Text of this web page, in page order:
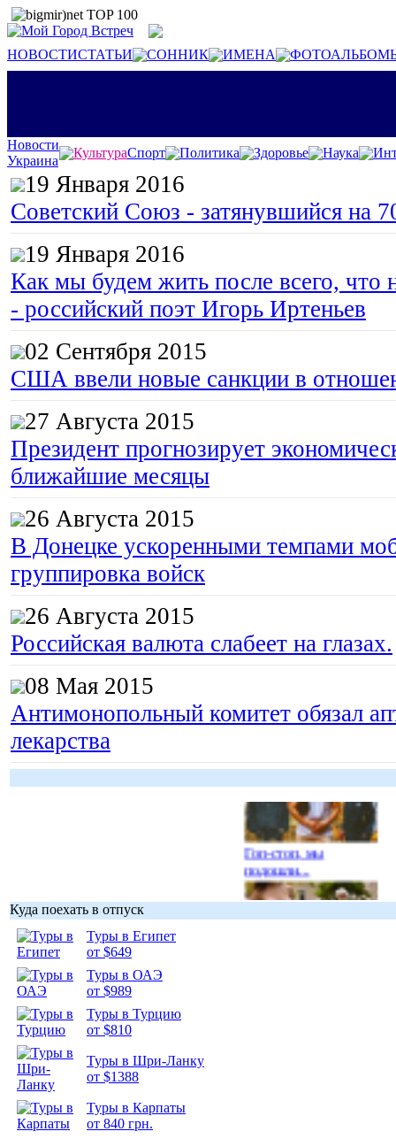
НОВОСТИСТАТЬИ СОННИК ИМЕНА
Новости
Украина
КультураСпорт Политика Здоровье Наука
19 Января 2016
Советский Союз - затянувшийся на
19 Января 2016
Как мы будем жить после всего, что
- российский поэт Игорь Иртеньев
02 Сентября 2015
США ввели новые санкции в
27 Августа 2015
Президент прогнозирует
ближайшие месяцы
26 Августа 2015
В Донецке ускоренными темпами
группировка войск
26 Августа 2015
Российская валюта слабеет на глазах.
08 Мая 2015
Антимонопольный комитет обязал
лекарства
Гоп-стоп, мы
подошли...
Куда поехать в отпуск
Туры в Египет
от $649
Туры в ОАЭ
от $989
Туры в Турцию
от $810
Туры в Шри-Ланку
от $1388
Туры в Карпаты
от 840 грн.